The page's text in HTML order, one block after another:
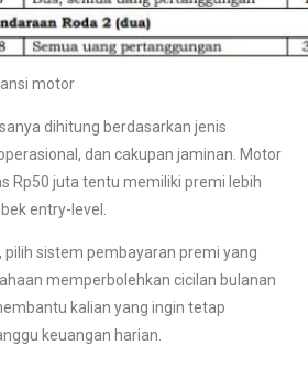
motor
dihitung berdasarkan jenis
dan cakupan jaminan. Motor
Rp50 juta tentu memiliki premi lebih
entry-level.
sistem pembayaran premi yang
memperbolehkan cicilan bulanan
kalian yang ingin tetap
keuangan harian.